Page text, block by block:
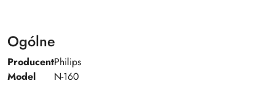
Ogólne
ProducentPhilips
Model
N-160